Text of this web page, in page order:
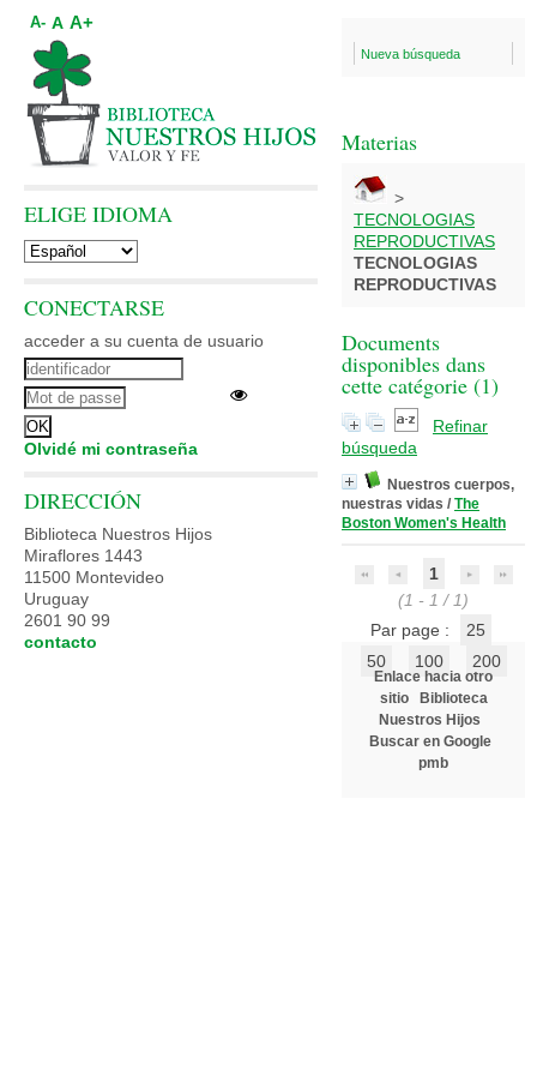
Nueva búsqueda
Materias
>
TECNOLOGIAS
REPRODUCTIVAS
TECNOLOGIAS
REPRODUCTIVAS
Documents
disponibles dans
cette catégorie (1)
Refinar
búsqueda
Nuestros cuerpos,
nuestras vidas / The
Boston Women's Health
1
(1 - 1 / 1)
Par page :
25
50
100 200
Enlace hacia otro
sitio
Biblioteca
Nuestros Hijos
Buscar en Google
pmb
A- A A+
ELIGE IDIOMA
CONECTARSE
acceder a su cuenta de usuario
Olvidé mi contraseña
DIRECCIÓN
Biblioteca Nuestros Hijos
Miraflores 1443
11500 Montevideo
Uruguay
2601 90 99
contacto